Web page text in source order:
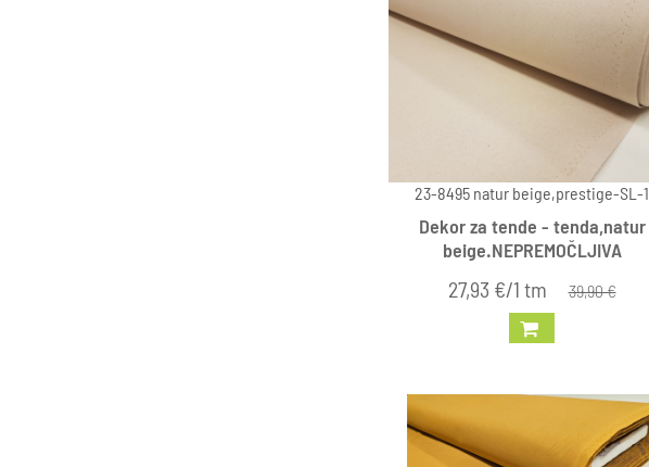
23-8495 natur beige,prestige-SL-1
Dekor za tende - tenda,natur
beige.NEPREMOČLJIVA
27,93 €/1 tm 39,90 €